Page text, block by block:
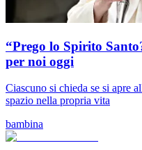
“Prego lo Spirito
per noi oggi
Ciascuno si chieda se si apre
spazio nella propria vita
bambina